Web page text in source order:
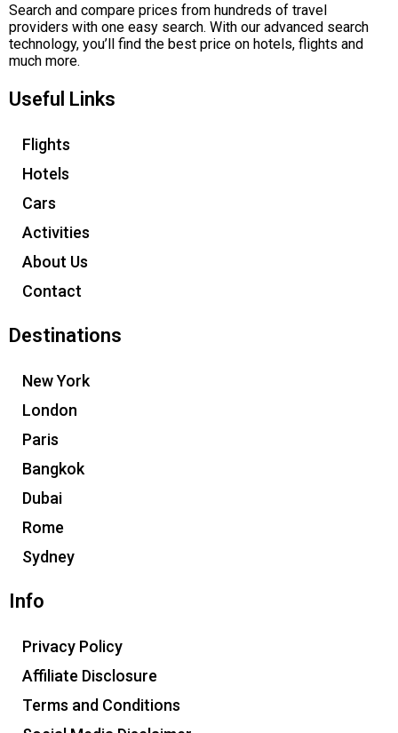
Search and compare prices from hundreds of travel
providers with one easy search. With our advanced search
technology, you’ll find the best price on hotels, flights and
much more.
Useful Links
Flights
Hotels
Cars
Activities
About Us
Contact
Destinations
New York
London
Paris
Bangkok
Dubai
Rome
Sydney
Info
Privacy Policy
Affiliate Disclosure
Terms and Conditions